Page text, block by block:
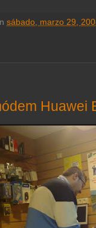
sábado, marzo 29,
Huawei